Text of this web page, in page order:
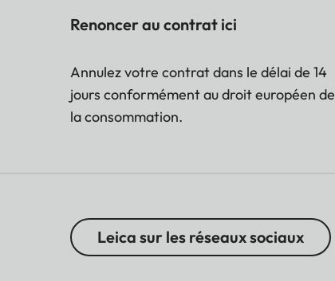
Renoncer au contrat ici
Annulez votre contrat dans le délai de 14
jours conformément au droit européen de
la consommation.
Leica sur les réseaux sociaux